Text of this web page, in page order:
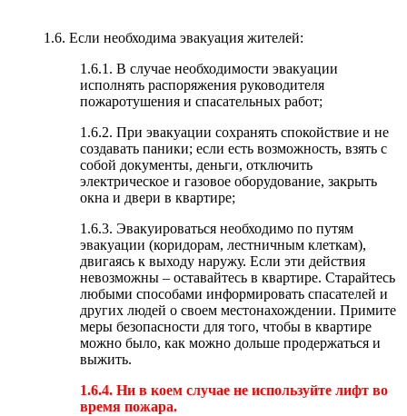
1.6. Если необходима эвакуация жителей:
1.6.1. В случае необходимости эвакуации
исполнять распоряжения руководителя
пожаротушения и спасательных работ;
1.6.2. При эвакуации сохранять спокойствие и не
создавать паники; если есть возможность, взять с
собой документы, деньги, отключить
электрическое и газовое оборудование, закрыть
окна и двери в квартире;
1.6.3. Эвакуироваться необходимо по путям
эвакуации (коридорам, лестничным клеткам),
двигаясь к выходу наружу. Если эти действия
невозможны – оставайтесь в квартире. Старайтесь
любыми способами информировать спасателей и
других людей о своем местонахождении. Примите
меры безопасности для того, чтобы в квартире
можно было, как можно дольше продержаться и
выжить.
1.6.4. Ни в коем случае не используйте лифт во
время пожара.